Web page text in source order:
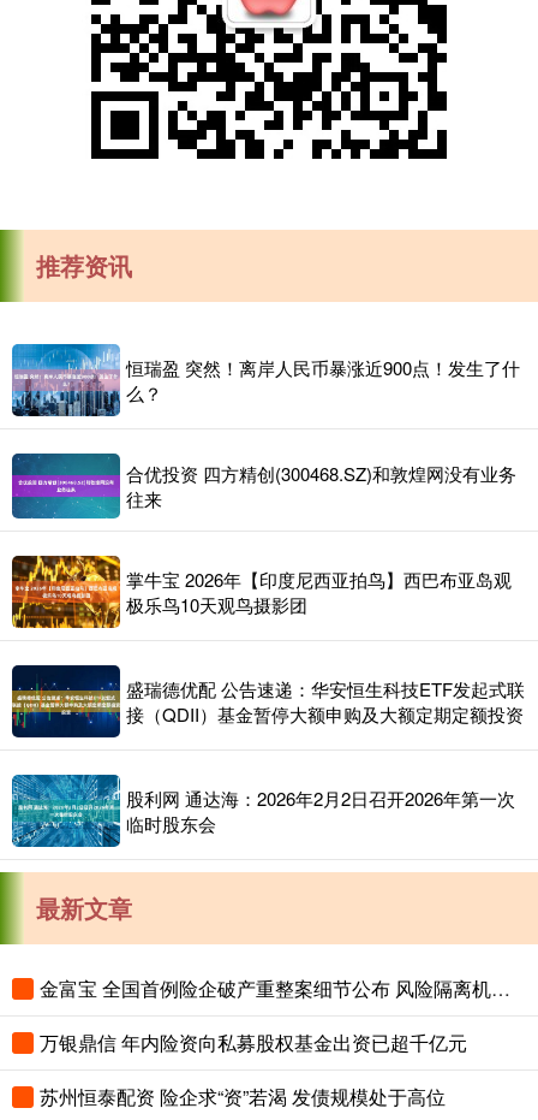
推荐资讯
恒瑞盈 突然！离岸人民币暴涨近900点！发生了什
么？
合优投资 四方精创(300468.SZ)和敦煌网没有业务
往来
掌牛宝 2026年【印度尼西亚拍鸟】西巴布亚岛观
极乐鸟10天观鸟摄影团
盛瑞德优配 公告速递：华安恒生科技ETF发起式联
接（QDII）基金暂停大额申购及大额定期定额投资
股利网 通达海：2026年2月2日召开2026年第一次
临时股东会
最新文章
金富宝 全国首例险企破产重整案细节公布 风险隔离机制保障保单债权人权益
万银鼎信 年内险资向私募股权基金出资已超千亿元
苏州恒泰配资 险企求“资”若渴 发债规模处于高位